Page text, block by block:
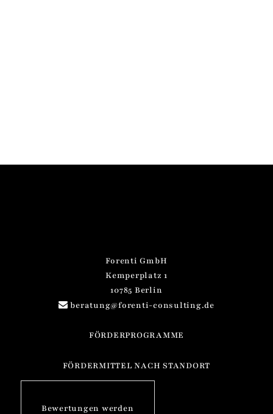
Forenti GmbH
Kemperplatz 1
10785 Berlin
beratung@forenti-consulting.de
FÖRDERPROGRAMME
FÖRDERMITTEL NACH STANDORT
Bewertungen werden